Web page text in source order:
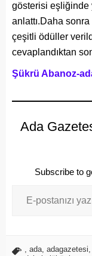
gösterisi eşliğinde
anlattı.Daha
çeşitli ödüller
cevaplandıktan
Şükrü Abanoz-
Ada
Subscribe to
, ada, adagazetesi,